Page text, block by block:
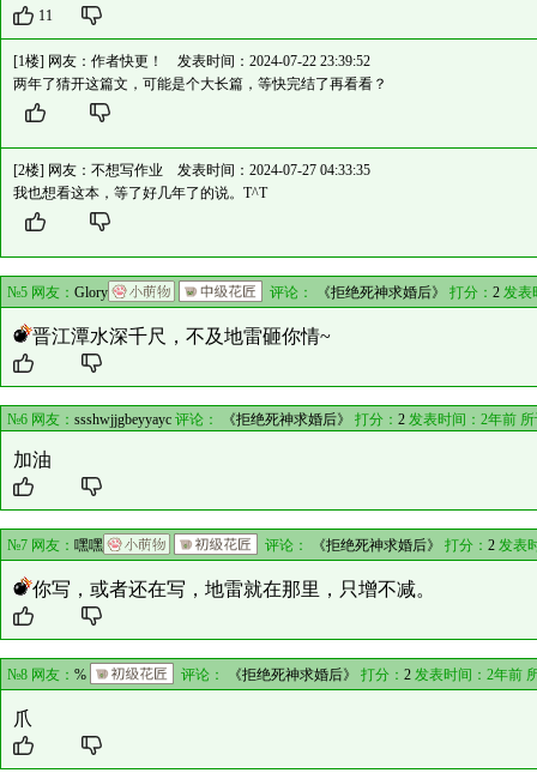
11
[1楼] 网友： 作者快更！
发表时间：2024-07-22 23:39:52
两年了猜开这篇文，可能是个大长篇，等快完结了再看看？
[2楼] 网友： 不想写作业 发表时间：2024-07-27 04:33:35
我也想看这本，等了好几年了的说。T^T
№5 网友： Glory 评论： 《拒绝死神求婚后》 打分： 2 发表
晋江潭水深千尺，不及地雷砸你情~
№6 网友： ssshwjjgbeyyayc 评论： 《拒绝死神求婚后》 打分： 2 发表时间：2年前
加油
№7 网友： 嘿嘿 评论： 《拒绝死神求婚后》 打分： 2 发表
你写，或者还在写，地雷就在那里，只增不减。
№8 网友： % 评论： 《拒绝死神求婚后》 打分： 2发表时间：2年前
爪